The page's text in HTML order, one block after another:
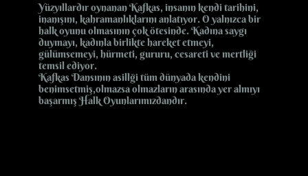
Yüzyıllardır oynanan Kafkas, insanın kendi tarihini,
inanışını, kahramanlıklarını anlatıyor. O yalnızca bir
halk oyunu olmasının çok ötesinde. Kadına saygı
duymayı, kadınla birlikte hareket etmeyi,
gülümsemeyi, hürmeti, gururu, cesareti ve mertliği
temsil ediyor.
Kafkas Dansının asillği tüm dünyada kendini
benimsetmiş,olmazsa olmazların arasında yer almıyı
başarmış Halk Oyunlarımızdandır.